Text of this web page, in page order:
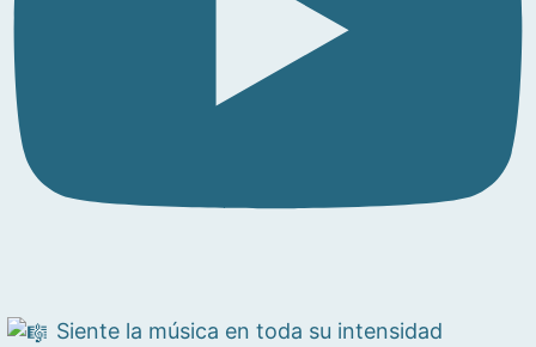
Siente la música en toda su intensidad